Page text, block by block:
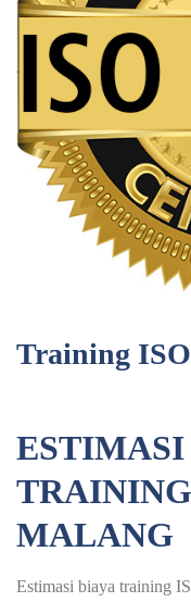
Training
ESTIMASI
MALANG
Estimasi biaya training